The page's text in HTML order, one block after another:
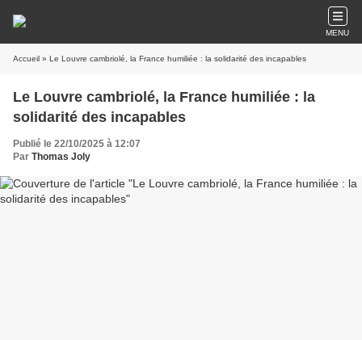
MENU
Accueil » Le Louvre cambriolé, la France humiliée : la solidarité des incapables
Le Louvre cambriolé, la France humiliée : la
solidarité des incapables
Publié le 22/10/2025 à 12:07
Par Thomas Joly